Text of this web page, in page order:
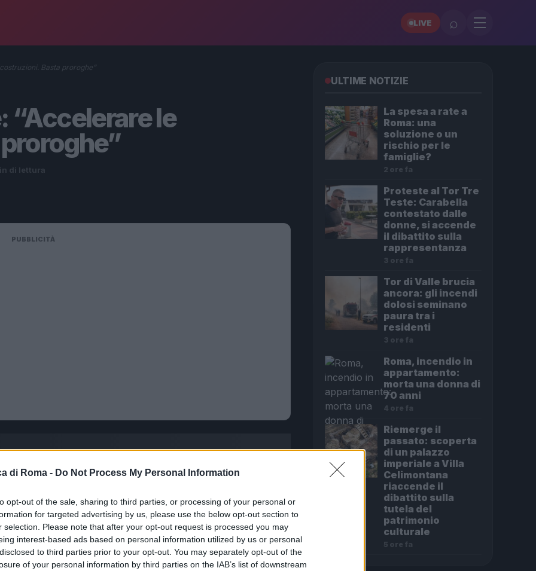
di Roma - Do Not Process My Personal Information
opt-out of the sale, sharing to third parties, or processing of your personal or
for targeted advertising by us, please use the below opt-out section to
selection. Please note that after your opt-out request is processed you may
interest-based ads based on personal information utilized by us or personal
to third parties prior to your opt-out. You may separately opt-out of the
of your personal information by third parties on the IAB’s list of downstream
LIVE ⌕
Basta proroghe”
“Accelerare le
di lettura
PUBBLICITÀ
ULTIME NOTIZIE
La spesa a rate a
Roma: una
soluzione o un
rischio per le
famiglie?
2 ore fa
Proteste al Tor Tre
Teste: Carabella
contestato dalle
donne, si accende
il dibattito sulla
rappresentanza
3 ore fa
Tor di Valle brucia
ancora: gli incendi
dolosi seminano
paura tra i
residenti
3 ore fa
Roma, incendio in
appartamento:
morta una donna di
70 anni
4 ore fa
Riemerge il
passato: scoperta
di un palazzo
imperiale a Villa
Celimontana
riaccende il
dibattito sulla
tutela del
patrimonio
culturale
5 ore fa